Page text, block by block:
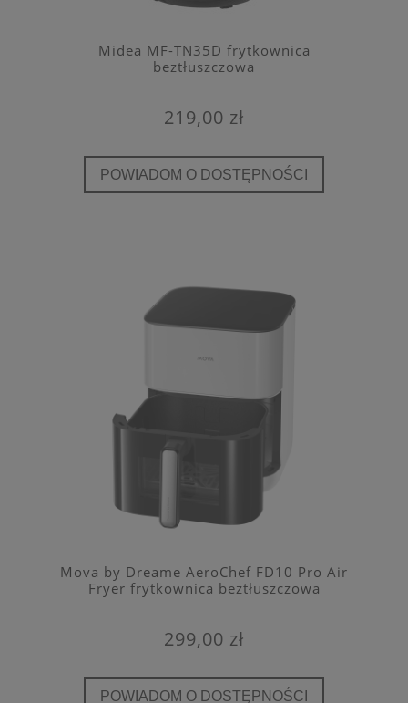
Midea MF-TN35D frytkownica
beztłuszczowa
219,00 zł
POWIADOM O DOSTĘPNOŚCI
Mova by Dreame AeroChef FD10 Pro Air
Fryer frytkownica beztłuszczowa
299,00 zł
POWIADOM O DOSTĘPNOŚCI